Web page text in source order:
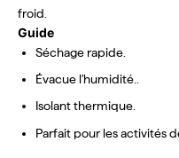
froid.
Guide
Séchage rapide.
Évacue l'humidité..
Isolant thermique.
Parfait pour les activités